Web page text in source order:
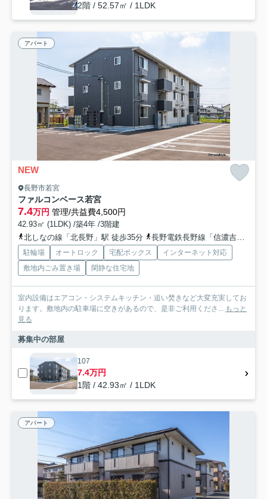
2階 / 52.57㎡ / 1LDK
アパート
NEW
長野市若宮
ファルコンベース若宮
7.4万円 管理/共益費4,500円
42.93㎡ (1LDK) /築4年 /3階建
北しなの線「北長野」駅 徒歩35分
長野電鉄長野線「信濃吉田」駅 徒歩36分
駐輪場 オートロック 宅配ボックス
インターネット対応
敷地内ごみ置き場
閑静な住宅地
室内設備はエアコン・システムキッチン・追い焚きなど大変充実してお
ります。敷地内の駐車場に空きがあるので、是非ご利用くださ...
もっと
見る
募集中の部屋
107
7.4万円
1階 / 42.93㎡ / 1LDK
アパート